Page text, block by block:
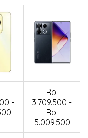
-
Rp.
3.709.500 -
Rp.
5.009.500